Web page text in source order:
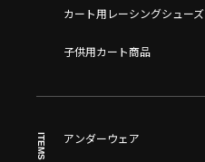
カート用レーシングシューズ
子供用カート商品
ITEMS アンダーウェア